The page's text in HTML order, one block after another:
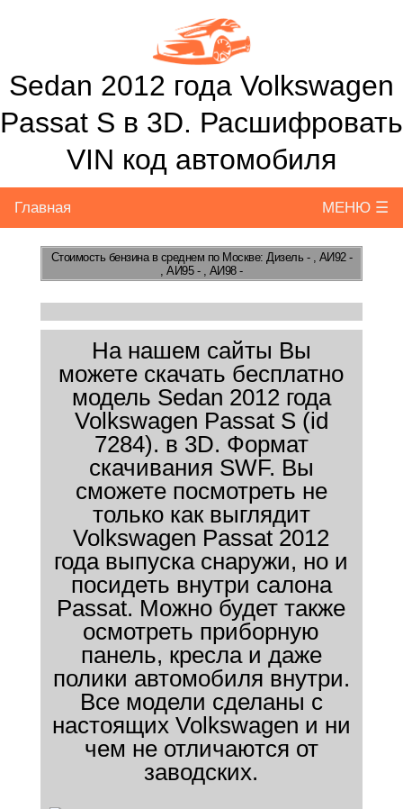
Sedan 2012 года Volkswagen
Passat S в 3D. Расшифровать
VIN код автомобиля
Главная МЕНЮ ☰
Стоимость бензинав среднем по Москве: Дизель - , АИ92 -
, АИ95 - , АИ98 -
На нашем сайты Вы
можете скачать бесплатно
модель Sedan 2012 года
Volkswagen Passat S (id
7284). в 3D. Формат
скачивания SWF. Вы
сможете посмотреть не
только как выглядит
Volkswagen Passat 2012
года выпуска снаружи, но и
посидеть внутри салона
Passat. Можно будет также
осмотреть приборную
панель, кресла и даже
полики автомобиля внутри.
Все модели сделаны с
настоящих Volkswagen и ни
чем не отличаются от
заводских.